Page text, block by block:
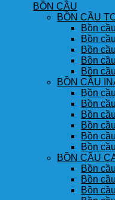
BỒN CẦU
BỒN CẦU
Bồn
Bồn
Bồn
Bồn
Bồn
BỒN CẦU
Bồn
Bồn
Bồn
Bồn
Bồn
Bồn
BỒN CẦU
Bồn
Bồn
Bồn